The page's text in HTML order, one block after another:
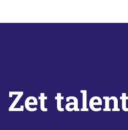
Zet